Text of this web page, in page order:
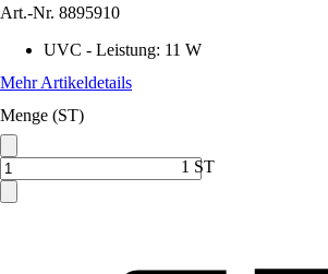
Art.-Nr. 8895910
UVC - Leistung: 11 W
Mehr Artikeldetails
Menge (ST)
1 ST